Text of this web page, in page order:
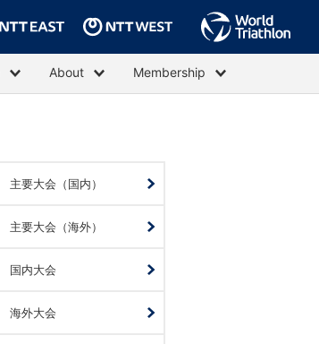
About Membership
主要大会（国内）
主要大会（海外）
国内大会
海外大会